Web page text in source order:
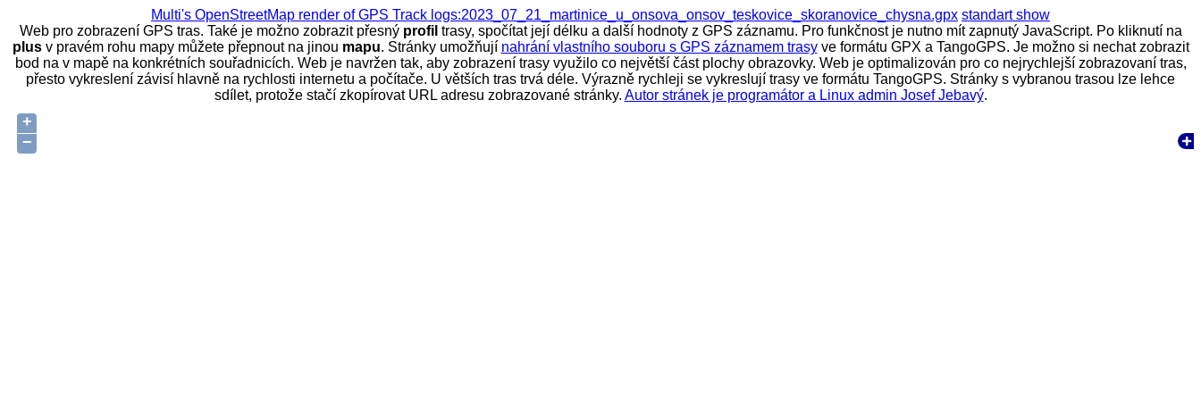
Multi's OpenStreetMap render of GPS Track logs:2023_07_21_martinice_u_onsova_onsov_teskovice_skoranovice_chysna.gpx standart show
Web pro zobrazení GPS tras. Také je možno zobrazit přesný profil trasy, spočítat její délku a další hodnoty z GPS záznamu. Pro funkčnost je nutno mít zapnutý JavaScript. Po kliknutí na
plusv pravém rohu mapy můžete přepnout na jinou mapu. Stránky umožňují nahrání vlastního souboru s GPS záznamem trasyve formátu GPX a TangoGPS. Je možno si nechat zobrazit
bod na v mapě na konkrétních souřadnicích. Web je navržen tak, aby zobrazení trasy využilo co největší část plochy obrazovky. Web je optimalizován pro co nejrychlejší zobrazovaní tras,
přesto vykreslení závisí hlavně na rychlosti internetu a počítače. U větších tras trvá déle. Výrazně rychleji se vykreslují trasy ve formátu TangoGPS. Stránky s vybranou trasou lze lehce
sdílet, protože stačí zkopírovat URL adresu zobrazované stránky. Autor stránek je programátor a Linux admin Josef Jebavý.
+
−